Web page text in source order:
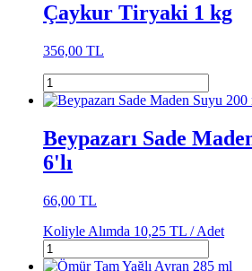
Çaykur Tiryaki 1 kg
356,00 TL
Beypazarı Sade
6'lı
66,00 TL
Koliyle Alımda 10,25 TL /Adet